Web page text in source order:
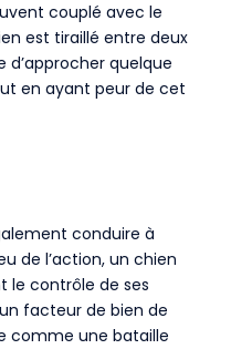
couplé avec le
est tiraillé entre deux
d’approcher quelque
en ayant peur de cet
conduire à
de l’action, un chien
contrôle de ses
facteur de bien de
comme une bataille